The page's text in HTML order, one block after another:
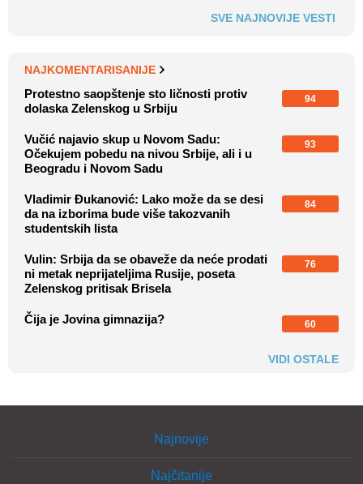
SVE NAJNOVIJE VESTI
NAJKOMENTARISANIJE
Protestno saopštenje sto ličnosti protiv
dolaska Zelenskog u Srbiju
94
Vučić najavio skup u Novom Sadu:
Očekujem pobedu na nivou Srbije, ali i u
Beogradu i Novom Sadu
93
Vladimir Đukanović: Lako može da se desi
da na izborima bude više takozvanih
studentskih lista
84
Vulin: Srbija da se obaveže da neće prodati
ni metak neprijateljima Rusije, poseta
Zelenskog pritisak Brisela
76
Čija je Jovina gimnazija? 60
VIDI OSTALE
Najnovije
Najčitanije